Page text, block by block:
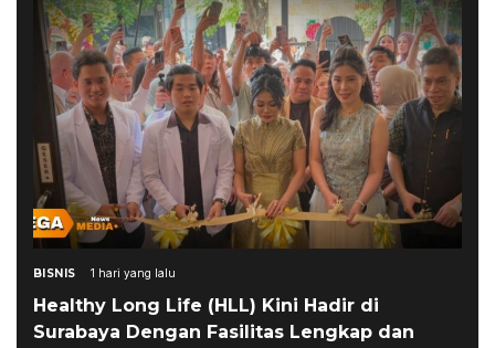
BISNIS 1 hari yang lalu
Healthy Long Life (HLL) Kini Hadir di
Surabaya Dengan Fasilitas Lengkap dan